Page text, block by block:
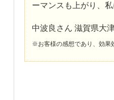
ーマンスも上がり、
中波良さん 滋賀県大
※お客様の感想であり、効果